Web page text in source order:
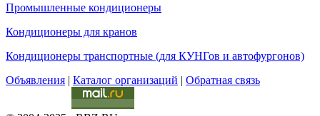
Промышленные кондиционеры
Кондиционеры для кранов
Кондиционеры транспортные (для КУНГов и автофургонов)
Объявления | Каталог организаций | Обратная связь